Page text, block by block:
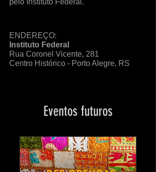
pelo Instituto Federal.
ENDEREÇO:
Instituto Federal
Rua Coronel Vicente, 281
Centro Histórico - Porto Alegre, RS
Eventos futuros